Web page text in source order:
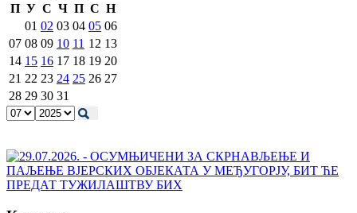
П У С Ч П С Н
01 02 03 04 05 06
07 08 09 10 11 12 13
14 15 16 17 18 19 20
21 22 23 24 25 26 27
28 29 30 31